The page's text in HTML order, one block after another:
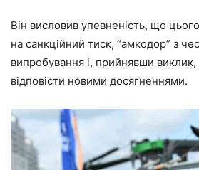
Він висловив упевненість, що
на санкційний тиск, “амкодор” з
випробування і, прийнявши
відповісти новими досягненнями.